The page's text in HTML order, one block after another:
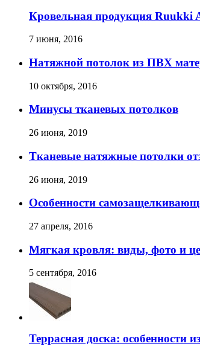
Кровельная продукция Ruukki
7 июня, 2016
Натяжной потолок из ПВХ
10 октября, 2016
Минусы тканевых потолков
26 июня, 2019
Тканевые натяжные потолки
26 июня, 2019
Особенности
27 апреля, 2016
Мягкая кровля: виды, фото и
5 сентября, 2016
Террасная доска: особенности